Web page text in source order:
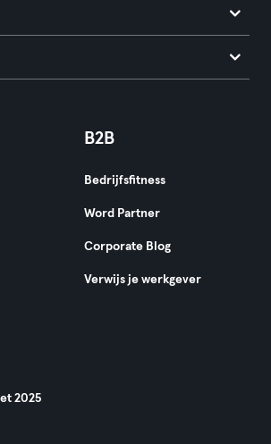
2025
B2B
Bedrijfsfitness
Word Partner
Corporate Blog
Verwijs je werkgever